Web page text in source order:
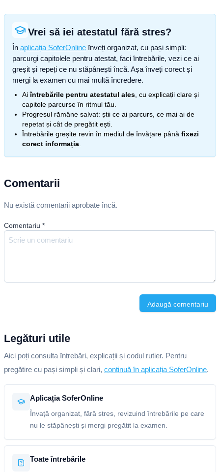
Vrei să iei atestatul fără stres?
În aplicația SoferOnline înveți organizat, cu pași simpli:
parcurgi capitolele pentru atestat, faci întrebările, vezi ce ai
greșit și repeți ce nu stăpânești încă. Așa înveți corect și
mergi la examen cu mai multă încredere.
Aiîntrebările pentru atestatul ales , cu explicații clare și
capitole parcurse în ritmul tău.
Progresul rămâne salvat: știi ce ai parcurs, ce mai ai de
repetat și cât de pregătit ești.
Întrebările greșite revin în mediul de învățare până fixezi
corect informația
Comentarii
Nu există comentarii aprobate încă.
Comentariu *
Adaugă comentariu
Legături utile
Aici poți consulta întrebări, explicații și codul rutier. Pentru
pregătire cu pași simpli și clari, continuă în aplicația SoferOnline.
Aplicația SoferOnline
Învață organizat, fără stres, revizuind întrebările pe care
nu le stăpânești și mergi pregătit la examen.
Toate întrebările